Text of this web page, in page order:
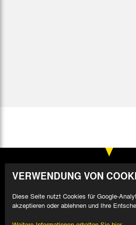
VERWENDUNG VON
Diese Seite nutzt Cookies für Google-
akzeptieren oder ablehnen und Ihre